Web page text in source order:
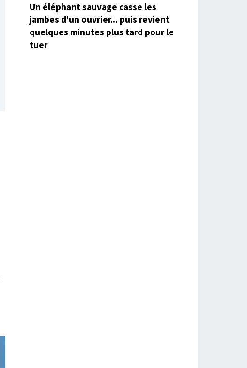
Un éléphant sauvage casse les
jambes d'un ouvrier... puis revient
quelques minutes plus tard pour le
tuer